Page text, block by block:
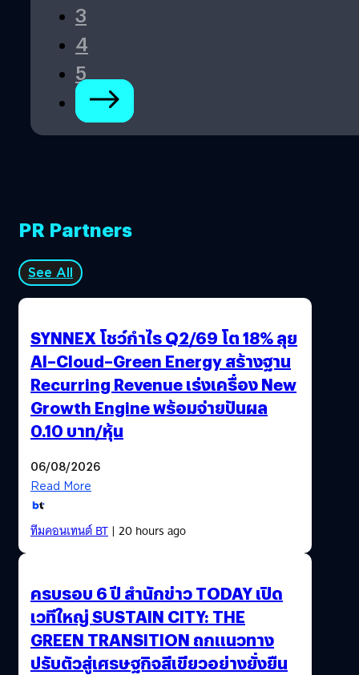
3
4
5
PR Partners
See All
SYNNEX โชว์กำไร Q2/69 โต 18% ลุย
AI–Cloud–Green Energy สร้างฐาน
Recurring Revenue เร่งเครื่อง New
Growth Engine พร้อมจ่ายปันผล
0.10 บาท/หุ้น
06/08/2026
Read More
ทีมคอนเทนต์ BT| 20 hours ago
ครบรอบ 6 ปี สำนักข่าว TODAY เปิด
เวทีใหญ่ SUSTAIN CITY: THE
GREEN TRANSITION ถกแนวทาง
ปรับตัวสู่เศรษฐกิจสีเขียวอย่างยั่งยืน